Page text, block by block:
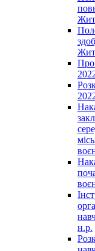
Про
н.р.